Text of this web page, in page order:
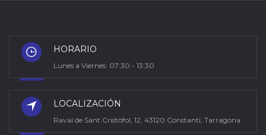
HORARIO
Lunes a Viernes: 07:30 - 13:30
LOCALIZACIÓN
Raval de Sant Cristòfol, 12, 43120 Constantí, Tarragona